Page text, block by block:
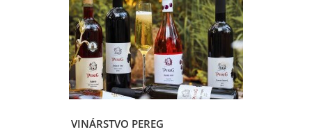
VINÁRSTVO PEREG